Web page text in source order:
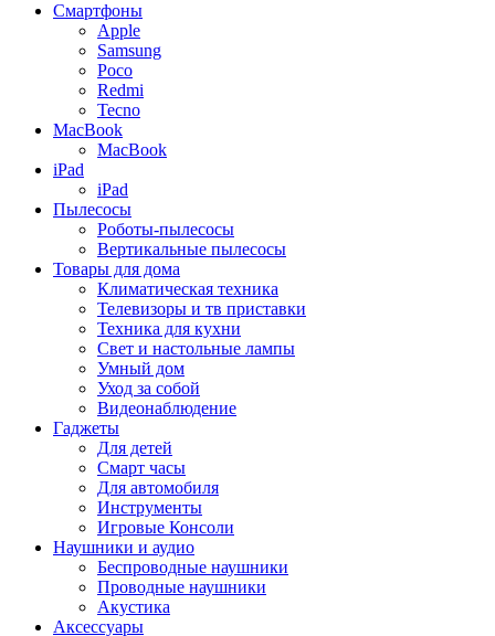
Смартфоны
Apple
Samsung
Poco
Redmi
Tecno
MacBook
MacBook
iPad
iPad
Пылесосы
Роботы-пылесосы
Вертикальные пылесосы
Товары для дома
Климатическая техника
Телевизоры и тв приставки
Техника для кухни
Свет и настольные лампы
Умный дом
Уход за собой
Видеонаблюдение
Гаджеты
Для детей
Смарт часы
Для автомобиля
Инструменты
Игровые Консоли
Наушники и аудио
Беспроводные наушники
Проводные наушники
Акустика
Аксессуары